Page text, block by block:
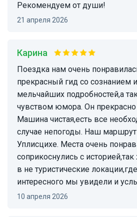
Рекомендуем от души!
21 апреля 2026
Карина
Поездка нам очень понравилась. Костя
прекрасный гид со сознанием
мельчайших подробностей,а
чувством юмора. Он
Машина чистая,есть все
случае непогоды. Наш
Уплисцихе. Места очень
соприкоснулись с
в не туристические
интересного мы увидели и
10 апреля 2026